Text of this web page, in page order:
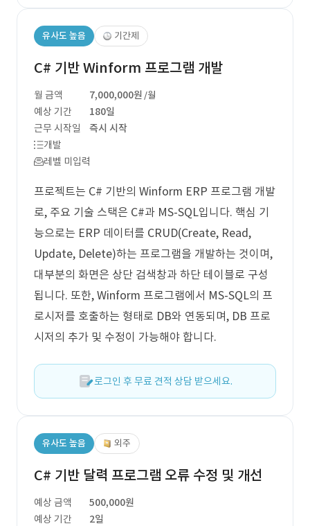
유사도 높음 기간제
C# 기반 Winform 프로그램 개발
월 금액 7,000,000원 /월
예상 기간
180일
근무 시작일
즉시 시작
개발
레벨 미입력
프로젝트는 C# 기반의 Winform ERP 프로그램 개발
로, 주요 기술 스택은 C#과 MS-SQL입니다. 핵심 기
능으로는 ERP 데이터를 CRUD(Create, Read,
Update, Delete)하는 프로그램을 개발하는 것이며,
대부분의 화면은 상단 검색창과 하단 테이블로 구성
됩니다. 또한, Winform 프로그램에서 MS-SQL의 프
로시저를 호출하는 형태로 DB와 연동되며, DB 프로
시저의 추가 및 수정이 가능해야 합니다.
로그인 후 무료 견적 상담 받으세요.
유사도 높음 외주
C# 기반 달력 프로그램 오류 수정 및 개선
예상 금액
500,000원
예상 기간
2일